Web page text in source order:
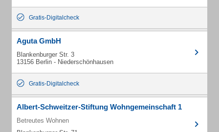
Gratis-Digitalcheck
Aguta GmbH
Blankenburger Str. 3
13156 Berlin - Niederschönhausen
Gratis-Digitalcheck
Albert-Schweitzer-Stiftung Wohngemeinschaft 1
Betreutes Wohnen